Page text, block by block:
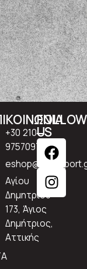
+30 210
9757097
Αγίου
Δημητρίου
173, Άγιος
Δημήτριος,
Αττικής
FOLLOW
US